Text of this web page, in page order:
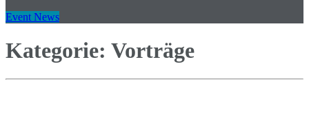
Event News
Kategorie: Vorträge